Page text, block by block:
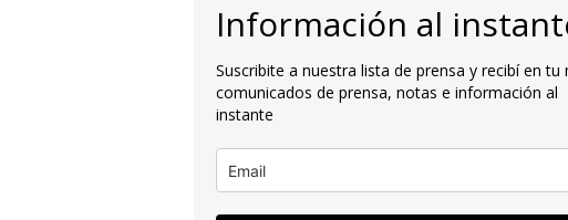
Información al
Suscribite a nuestra lista de prensa y recibí en tu
comunicados de prensa, notas e información al
instante